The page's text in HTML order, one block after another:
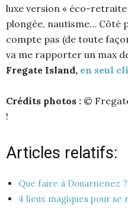
luxe version « éco-retraite
plongée, nautisme… Côté
compte pas (de toute
va me rapporter un max
Fregate Island, en seul
Crédits photos : ©
!
Articles relatifs:
Que faire à Douarnenez ?
4 lieux magiques pour se